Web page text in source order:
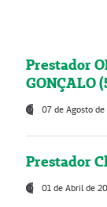
Prestador
GONÇALO
07 de Agosto
Prestador
01 de Abril de